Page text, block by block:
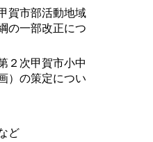
賀市部活動地域
の一部改正につ
２次甲賀市小中
）の策定につい
ど